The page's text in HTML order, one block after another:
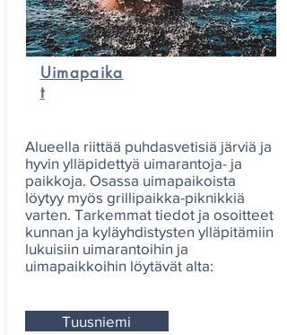
Uimapaika
t
Alueella riittää puhdasvetisiä järviä ja
hyvin ylläpidettyä uimarantoja- ja
paikkoja. Osassa uimapaikoista
löytyy myös grillipaikka-piknikkiä
varten. Tarkemmat tiedot ja osoitteet
kunnan ja kyläyhdistysten ylläpitämiin
lukuisiin uimarantoihin ja
uimapaikkoihin löytävät alta:
Tuusniemi